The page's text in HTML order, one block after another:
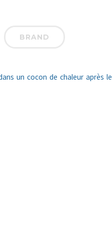
BRAND
un cocon de chaleur après le